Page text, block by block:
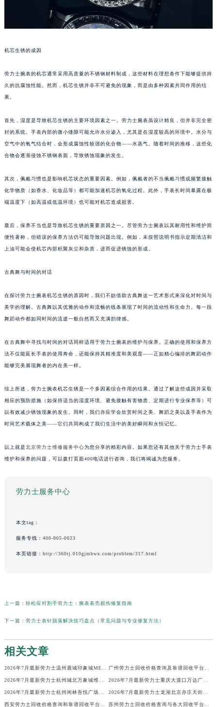
机芯生锈的成因
劳力士腕表的机芯通常采用高质量的不锈钢材料制成，这些材料在理想条件下能够提供持
久的抗腐蚀性能。然而，机芯生锈并非不可避免的现象，而是由多种因素共同作用的结
果。
首先，湿度是导致机芯生锈的主要环境因素之一。劳力士腕表虽设计精良，但并非完全密
封的系统。手表内部的微小缝隙可能允许水分渗入，尤其是在湿度较高的环境中。水分与
空气中的氧气结合时，会形成腐蚀性较强的化合物——水蒸气。随着时间的推移，这些化
合物会逐渐侵蚀不锈钢表面，导致锈蚀现象的发生。
其次，佩戴习惯也是影响机芯状态的重要因素。例如，佩戴者的不当佩戴习惯或频繁接触
化学物质（如香水、化妆品等）都可能加速机芯的氧化过程。此外，手表长时间暴露在极
端温度下（如高温或低温环境）也可能对机芯造成损害。
最后，保养不当也是导致机芯生锈的重要原因之一。尽管劳力士腕表以其耐用性和维护简
便性著称，但错误的保养方法仍可能导致问题出现。例如，未按照说明书指示定期清洁和
上油可能会使机芯内部积聚灰尘和杂质，进而促进锈蚀的形成。
古典舞与时间的对话
在探讨劳力士腕表机芯生锈的原因时，我们不妨借助古典舞这一艺术形式来深化对时间与
美学的理解。古典舞以其优雅的动作和流畅的线条展现了时间的流动性和生命力。每一段
舞蹈动作都如同时间的流逝一般自然而又充满韵律感。
在古典舞中寻找与时间的对话同样适用于劳力士腕表的维护与保养。正确的使用和保养方
法不仅能延长手表的使用寿命，还能保持其精准度和美观度——正如精心编排的舞蹈动作
能够完美展现舞者的内在美一样。
综上所述，劳力士腕表机芯生锈是一个多因素综合作用的结果。通过了解这些成因并采取
相应的预防措施（如保持适当的湿度环境、避免接触有害物质、定期进行专业保养等）可
以有效减少锈蚀现象的发生。同时，我们亦应学会欣赏时间之美、舞蹈之美以及手表作为
时间艺术载体之美——它们共同构成了我们生活中的美好瞬间和永恒记忆。
以上就是北京劳力士维修服务中心为您分享的精彩内容。如果您还有其他关于劳力士手表
维护和保养的问题，可以拨打页面400电话进行咨询，我们将竭诚为您服务。
劳力士服务中心
本文tag：
服务专线： 400-805-0023
本页链接： http://360tj.010gjmbwx.com/problem/317.html
上一篇： 轻松应对割手劳力士：腕表表壳损伤修复指南
下一篇： 劳力士表针脱落解决技巧盘点（常见问题与专业修复方法）
相关文章